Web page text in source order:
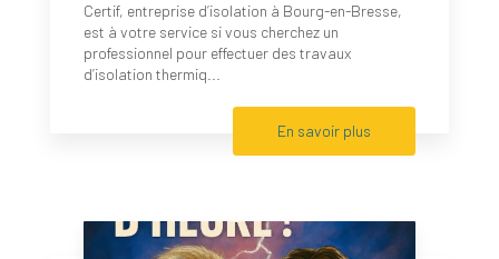
Certif, entreprise d’isolation à Bourg-en-Bresse,
est à votre service si vous cherchez un
professionnel pour effectuer des travaux
d’isolation thermiq...
En savoir plus